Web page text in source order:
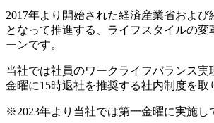
2017年より開始された経済産業省およ
となって推進する、ライフスタイルの変
ーンです。
当社では社員のワークライフバランス実
金曜に15時退社を推奨する社内制度を取
※2023年より当社では第一金曜に実施し